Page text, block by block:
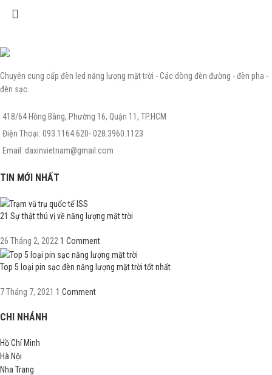
Chuyên cung cấp đèn led năng lượng mặt trời - Các dòng đèn đường - đèn pha -
đèn sạc.
418/64 Hồng Bàng, Phường 16, Quận 11, TP.HCM
Điện Thoại: 093.1164.620- 028.3960.1123
Email: daxinvietnam@gmail.com
TIN MỚI NHẤT
21 Sự thật thú vị về năng lượng mặt trời
26 Tháng 2, 2022 1 Comment
Top 5 loại pin sạc đèn năng lượng mặt trời tốt nhất
7 Tháng 7, 2021 1 Comment
CHI NHÁNH
Hồ Chí Minh
Hà Nội
Nha Trang